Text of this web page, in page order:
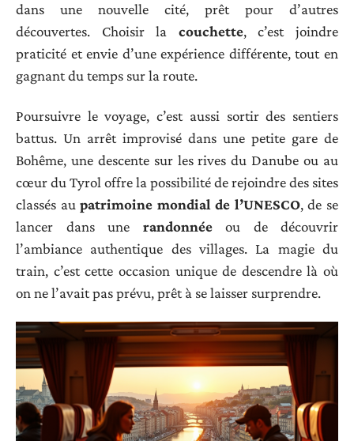
dans une nouvelle cité, prêt pour d’autres
découvertes. Choisir la couchette, c’est joindre
praticité et envie d’une expérience différente, tout en
gagnant du temps sur la route.
Poursuivre le voyage, c’est aussi sortir des sentiers
battus. Un arrêt improvisé dans une petite gare de
Bohême, une descente sur les rives du Danube ou au
cœur du Tyrol offre la possibilité de rejoindre des sites
classés aupatrimoine mondial de l’UNESCO, de se
lancer dans une randonnéeou de découvrir
l’ambiance authentique des villages. La magie du
train, c’est cette occasion unique de descendre là où
on ne l’avait pas prévu, prêt à se laisser surprendre.